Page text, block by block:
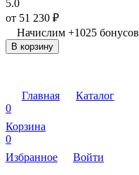
5.0
от 51 230 ₽
Начислим +1025 бонусов
В корзину
Главная
Каталог
0
Корзина
0
Избранное
Войти